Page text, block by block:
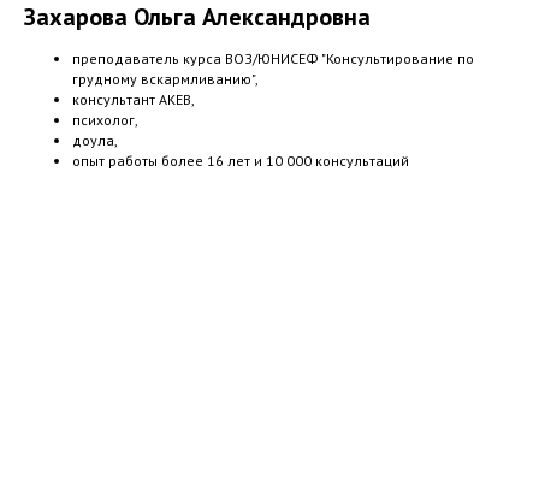
Захарова Ольга Александровна
преподаватель курса ВОЗ/ЮНИСЕФ "Консультирование по
грудному вскармливанию",
консультант АКЕВ,
психолог,
доула,
опыт работы более 16 лет и 10 000 консультаций